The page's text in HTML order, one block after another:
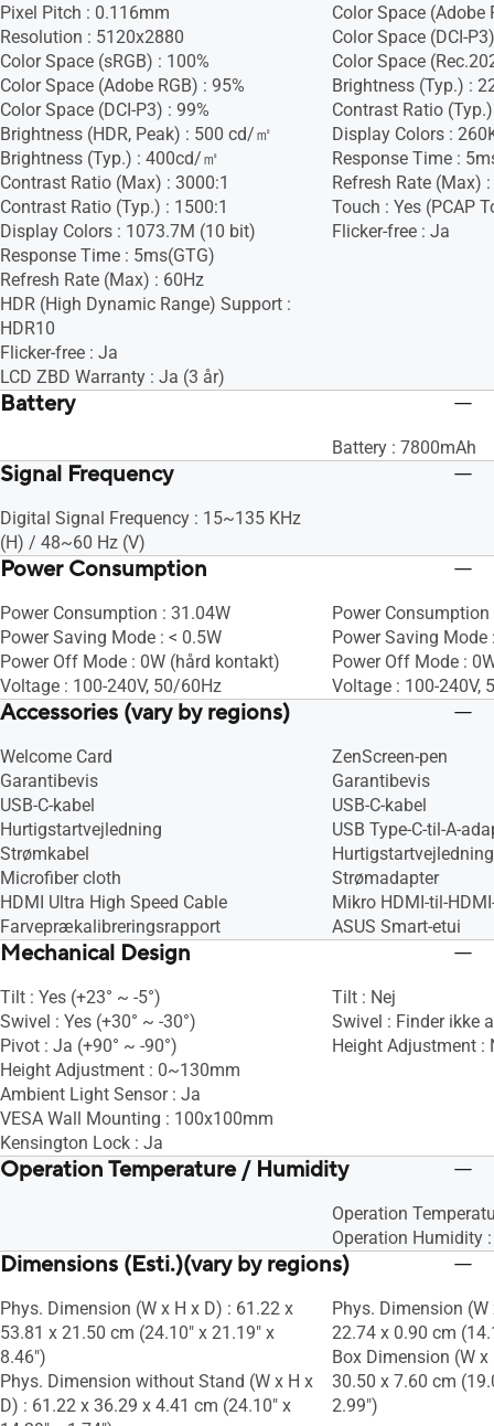
Pixel Pitch : 0.116mm
Resolution : 5120x2880
Color Space (sRGB) : 100%
Color Space (Adobe RGB) : 95%
Color Space (DCI-P3) : 99%
Brightness (HDR, Peak) : 500 cd/㎡
Brightness (Typ.) : 400cd/㎡
Contrast Ratio (Max) : 3000:1
Contrast Ratio (Typ.) : 1500:1
Display Colors : 1073.7M (10 bit)
Response Time : 5ms(GTG)
Refresh Rate (Max) : 60Hz
HDR (High Dynamic Range) Support :
HDR10
Flicker-free : Ja
LCD ZBD Warranty : Ja (3 år)
Color Space (Adobe
Color Space (DCI-
Color Space
Brightness (Typ.) :
Contrast Ratio
Display Colors :
Response Time :
Refresh Rate (Max)
Touch : Yes (PCAP
Flicker-free : Ja
Battery
Battery : 7800mAh
Signal Frequency
Digital Signal Frequency : 15~135 KHz
(H) / 48~60 Hz (V)
Power Consumption
Power Consumption : 31.04W
Power Saving Mode : < 0.5W
Power Off Mode : 0W (hård kontakt)
Voltage : 100-240V, 50/60Hz
Power Consumption
Power Saving Mode
Power Off Mode :
Voltage : 100-240V,
Accessories (vary by regions)
Welcome Card
Garantibevis
USB-C-kabel
Hurtigstartvejledning
Strømkabel
Microfiber cloth
HDMI Ultra High Speed Cable
Farveprækalibreringsrapport
ZenScreen-pen
Garantibevis
USB-C-kabel
USB Type-C-til-A-
Hurtigstartvejledning
Strømadapter
Mikro HDMI-til-
ASUS Smart-etui
Mechanical Design
Tilt : Yes (+23° ~ -5°)
Swivel : Yes (+30° ~ -30°)
Pivot : Ja (+90° ~ -90°)
Height Adjustment : 0~130mm
Ambient Light Sensor : Ja
VESA Wall Mounting : 100x100mm
Kensington Lock : Ja
Tilt : Nej
Swivel : Finder ikke
Height Adjustment :
Operation Temperature / Humidity
Operation
Operation Humidity :
Dimensions (Esti.)(vary by regions)
Phys. Dimension (W x H x D) : 61.22 x
53.81 x 21.50 cm (24.10" x 21.19" x
8.46")
Phys. Dimension without Stand (W x H x
D) : 61.22 x 36.29 x 4.41 cm (24.10" x
Phys. Dimension
22.74 x 0.90 cm
Box Dimension (W
30.50 x 7.60 cm
2.99")